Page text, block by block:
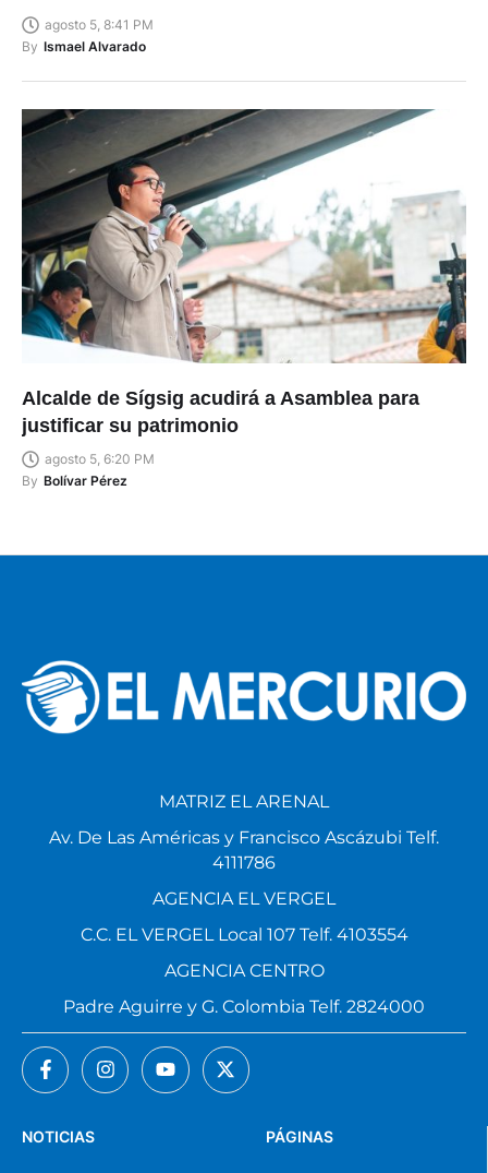
agosto 5, 8:41 PM
By Ismael Alvarado
Alcalde de Sígsig acudirá a Asamblea para
justificar su patrimonio
agosto 5, 6:20 PM
By Bolívar Pérez
PÁGINAS
NOTICIAS
MATRIZ EL ARENAL
Av. De Las Américas y Francisco Ascázubi Telf.
4111786
AGENCIA EL VERGEL
C.C. EL VERGEL Local 107 Telf. 4103554
AGENCIA CENTRO
Padre Aguirre y G. Colombia Telf. 2824000